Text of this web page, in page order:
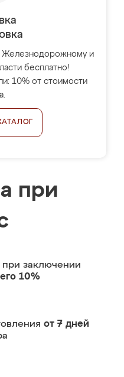
Железнодорожному и
бесплатно!
10% от стоимости
при
при заключении
10%
от 7 дней